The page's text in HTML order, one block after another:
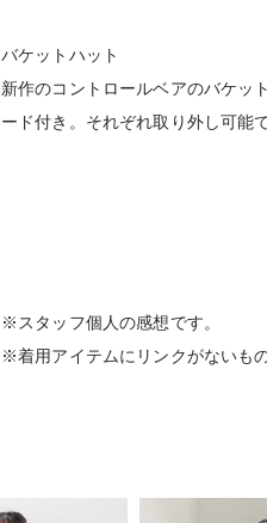
バケットハット
新作のコントロールベアのバケッ
ード付き。それぞれ取り外し可能
※スタッフ個人の感想です。
※着用アイテムにリンクがないも